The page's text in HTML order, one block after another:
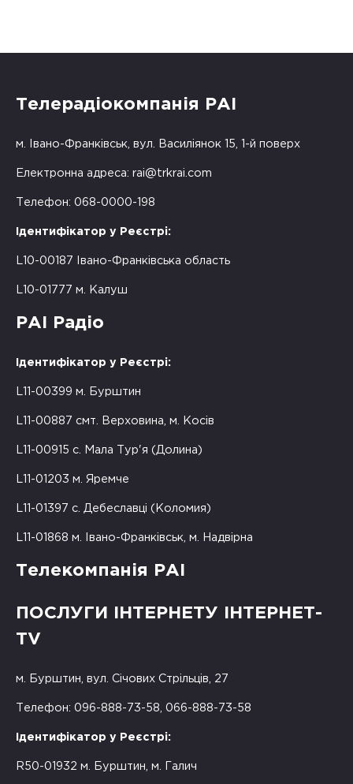
Телерадіокомпанія РАІ
м. Івано-Франківськ, вул. Василіянок 15, 1-й поверх
Електронна адреса: rai@trkrai.com
Телефон: 068-0000-198
Ідентифікатор у Реєстрі:
L10-00187 Івано-Франківська область
L10-01777 м. Калуш
РАІ Радіо
Ідентифікатор у Реєстрі:
L11-00399 м. Бурштин
L11-00887 смт. Верховина, м. Косів
L11-00915 с. Мала Тур'я (Долина)
L11-01203 м. Яремче
L11-01397 с. Дебеславці (Коломия)
L11-01868 м. Івано-Франківськ, м. Надвірна
Телекомпанія РАІ
ПОСЛУГИ ІНТЕРНЕТУ ІНТЕРНЕТ-
TV
м. Бурштин, вул. Січових Стрільців, 27
Телефон: 096-888-73-58, 066-888-73-58
Ідентифікатор у Реєстрі:
R50-01932 м. Бурштин, м. Галич